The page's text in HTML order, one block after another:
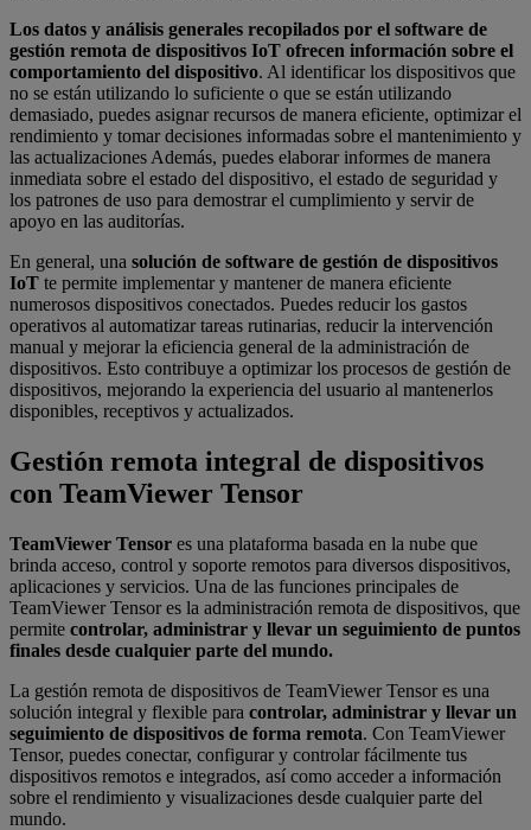
Los datos y análisis generales recopilados por el software de
gestión remota de dispositivos IoT ofrecen información sobre el
comportamiento del dispositivo. Al identificar los dispositivos que
no se están utilizando lo suficiente o que se están utilizando
demasiado, puedes asignar recursos de manera eficiente, optimizar el
rendimiento y tomar decisiones informadas sobre el mantenimiento y
las actualizaciones Además, puedes elaborar informes de manera
inmediata sobre el estado del dispositivo, el estado de seguridad y
los patrones de uso para demostrar el cumplimiento y servir de
apoyo en las auditorías.
En general, una solución de software de gestión de dispositivos
IoT te permite implementar y mantener de manera eficiente
numerosos dispositivos conectados. Puedes reducir los gastos
operativos al automatizar tareas rutinarias, reducir la intervención
manual y mejorar la eficiencia general de la administración de
dispositivos. Esto contribuye a optimizar los procesos de gestión de
dispositivos, mejorando la experiencia del usuario al mantenerlos
disponibles, receptivos y actualizados.
Gestión remota integral de dispositivos
con TeamViewer Tensor
TeamViewer Tensor es una plataforma basada en la nube que
brinda acceso, control y soporte remotos para diversos dispositivos,
aplicaciones y servicios. Una de las funciones principales de
TeamViewer Tensor es la administración remota de dispositivos, que
permite controlar, administrar y llevar un seguimiento de puntos
finales desde cualquier parte del mundo.
La gestión remota de dispositivos de TeamViewer Tensor es una
solución integral y flexible para controlar, administrar y llevar un
seguimiento de dispositivos de forma remota. Con TeamViewer
Tensor, puedes conectar, configurar y controlar fácilmente tus
dispositivos remotos e integrados, así como acceder a información
sobre el rendimiento y visualizaciones desde cualquier parte del
mundo.